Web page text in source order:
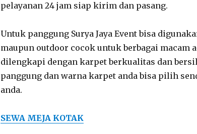
pelayanan 24 jam siap kirim dan pasang.
Untuk panggung Surya Jaya Event bisa
maupun outdoor cocok untuk berbagai macam
dilengkapi dengan karpet berkualitas dan
panggung dan warna karpet anda bisa pilih
anda.
SEWA MEJA KOTAK